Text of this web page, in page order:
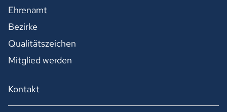
Ehrenamt
Bezirke
Qualitätszeichen
Mitglied werden
Kontakt